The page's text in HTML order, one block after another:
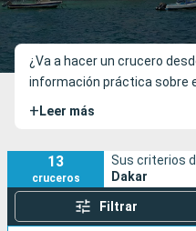
Fecha de salida
Puertos
¿Va a hacer un crucero
información práctica sobre
+ Leer más
13
cruceros
Sus criterios
Dakar
Filtrar